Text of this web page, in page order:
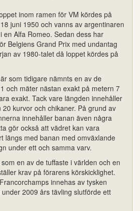
inom ramen för VM kördes på
juni 1950 och vanns av argentinaren
en Alfa Romeo. Sedan dess har
Belgiens Grand Prix med undantag
av 1980-talet då loppet kördes på
som tidigare nämnts en av de
och mäter nästan exakt på metern 7
exakt. Tack vare längden innehåller
kurvor och chikaner. På grund av
innehåller banan även några
gör också att vädret kan vara
längs med banan med omväxlande
under ett och samma varv.
en av de tuffaste i världen och en
krav på förarens körskicklighet.
innehas av tysken
2009 års tävling slutförde ett